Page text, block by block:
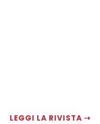
LEGGI LA RIVISTA ⇢